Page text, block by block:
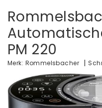
PM 220
Merk: Rommelsbacher |